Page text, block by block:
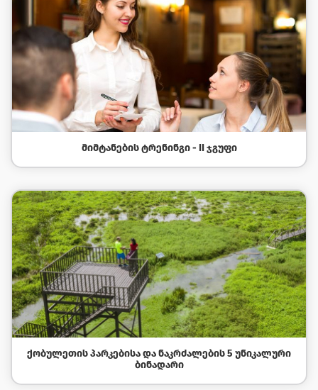
ᲛᲘᲛᲢᲐᲜᲔᲑᲘᲡ ᲢᲠᲔᲜᲘᲜᲒᲘ - II ᲯᲒᲣᲤᲘ
ᲥᲝᲑᲣᲚᲔᲗᲘᲡ ᲞᲐᲠᲙᲔᲑᲘᲡᲐ ᲓᲐ ᲜᲐᲙᲠᲫᲐᲚᲔᲑᲘᲡ 5 ᲣᲜᲘᲙᲐᲚᲣᲠᲘ
ᲑᲘᲜᲐᲓᲐᲠᲘ